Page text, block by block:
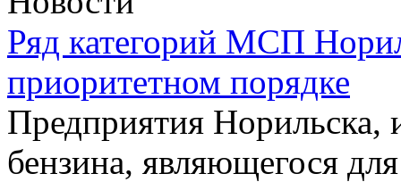
Ряд категорий МСП
приоритетном порядке
Предприятия
бензина, являющегося